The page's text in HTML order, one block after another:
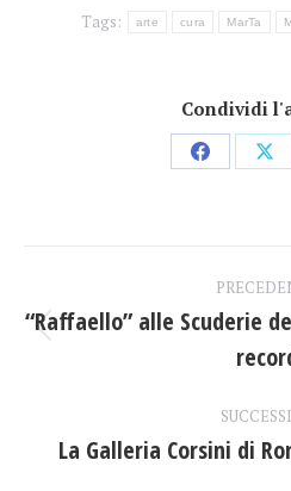
Tags:
arte cura MarTa
Condividi
Condividi
tra
post
“Raffaello” alle Scuderie
La Galleria Corsini di